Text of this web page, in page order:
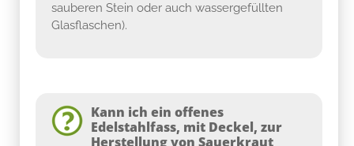
sauberen Stein oder auch wassergefüllten
Glasflaschen).
Kann ich ein offenes
Edelstahlfass, mit Deckel, zur
Herstellung von Sauerkraut